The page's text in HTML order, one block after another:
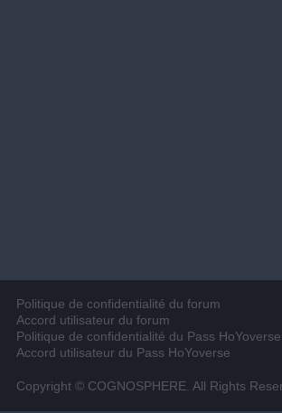
Politique de confidentialité du forum
Accord utilisateur du forum
Politique de confidentialité du Pass HoYoverse
Accord utilisateur du Pass HoYoverse
Copyright © COGNOSPHERE. All Rights